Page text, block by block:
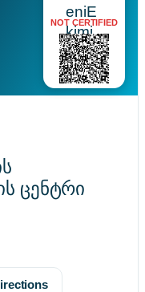
NOT CERTIFIED
ცენტრი